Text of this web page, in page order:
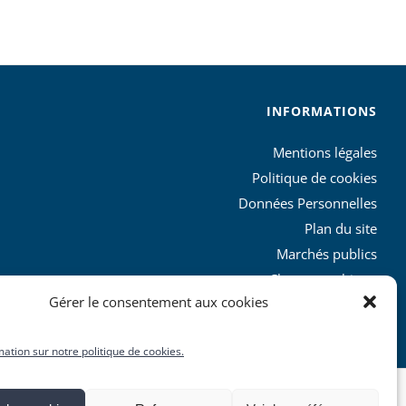
Gérer le consentement aux cookies
sur notre politique de cookies.
INFORMATIONS
Mentions légales
Politique de cookies
Données Personnelles
Plan du site
Marchés publics
Charte graphique
L’agglo recrute